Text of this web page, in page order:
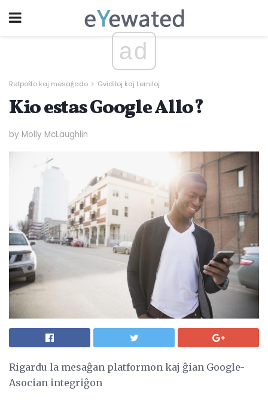
ad
Retpoŝto kaj mesaĝado Gvidiloj kaj Lerniloj
Kio estas Google Allo?
by Molly McLaughlin
Rigardu la mesaĝan platformon kaj ĝian Google-
Asocian integriĝon